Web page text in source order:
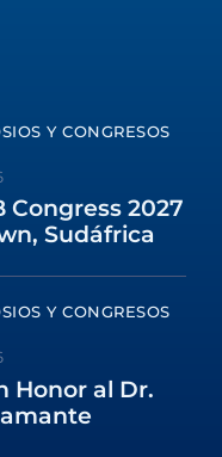
Y CONGRESOS
Congress 2027
Sudáfrica
Y CONGRESOS
Honor al Dr.